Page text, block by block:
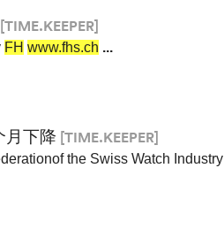
[TIME.KEEPER]
FH www.fhs.ch ...
下降 [TIME.KEEPER]
the Swiss Watch Industry